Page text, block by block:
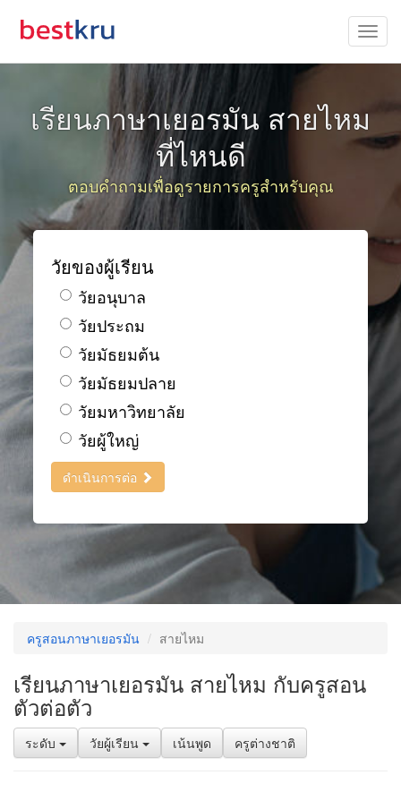
เรียนภาษาเยอรมัน สายไหม
ที่ไหนดี
ตอบคำถามเพื่อดูรายการครูสำหรับคุณ
วัยของผู้เรียน
วัยอนุบาล
วัยประถม
วัยมัธยมต้น
วัยมัธยมปลาย
วัยมหาวิทยาลัย
วัยผู้ใหญ่
ดำเนินการต่อ
ครูสอนภาษาเยอรมัน สายไหม
เรียนภาษาเยอรมัน สายไหม กับครูสอน
ตัวต่อตัว
ระดับ วัยผู้เรียน เน้นพูด ครูต่างชาติ